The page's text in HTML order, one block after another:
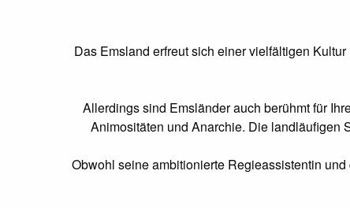
Das Emsland erfreut sich einer vielfältigen
Allerdings sind Emsländer auch berühmt für
Animositäten und Anarchie. Die landläuﬁgen
Obwohl seine ambitionierte Regieassistentin